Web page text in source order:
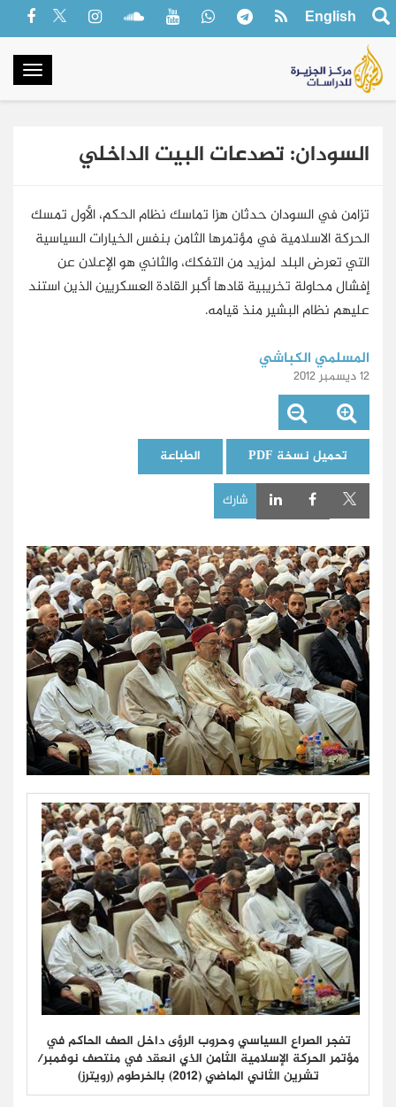
English
السودان: تصدعات البيت الداخلي
تزامن في السودان حدثان هزا تماسك نظام الحكم، الأول تمسك
الحركة الاسلامية في مؤتمرها الثامن بنفس الخيارات السياسية
التي تعرض البلد لمزيد من التفكك، والثاني هو الإعلان عن
إفشال محاولة تخريبية قادها أكبر القادة العسكريين الذين استند
عليهم نظام البشير منذ قيامه.
المسلمي الكباشي
12 ديسمبر 2012
تحميل نسخة PDF الطباعة
شارك
تفجر الصراع السياسي وحروب الرؤى داخل الصف الحاكم في
مؤتمر الحركة الإسلامية الثامن الذي انعقد في منتصف نوفمبر/
تشرين الثاني الماضي (2012) بالخرطوم (رويترز)